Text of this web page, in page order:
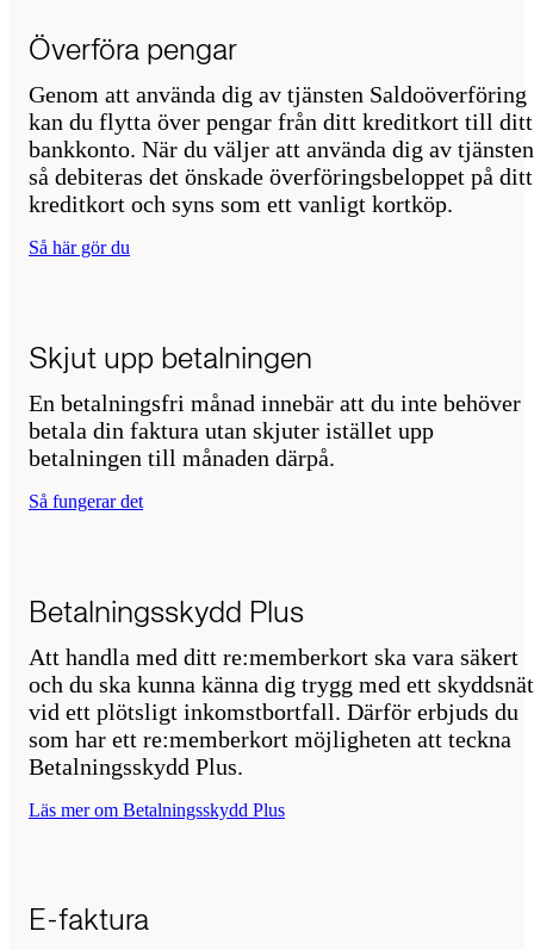
Överföra pengar
Genom att använda dig av tjänsten Saldoöverföring
kan du flytta över pengar från ditt kreditkort till ditt
bankkonto. När du väljer att använda dig av tjänsten
så debiteras det önskade överföringsbeloppet på ditt
kreditkort och syns som ett vanligt kortköp.
Så här gör du
Skjut upp betalningen
En betalningsfri månad innebär att du inte behöver
betala din faktura utan skjuter istället upp
betalningen till månaden därpå.
Så fungerar det
Betalningsskydd Plus
Att handla med ditt re:memberkort ska vara säkert
och du ska kunna känna dig trygg med ett skyddsnät
vid ett plötsligt inkomstbortfall. Därför erbjuds du
som har ett re:memberkort möjligheten att teckna
Betalningsskydd Plus.
Läs mer om Betalningsskydd Plus
E-faktura